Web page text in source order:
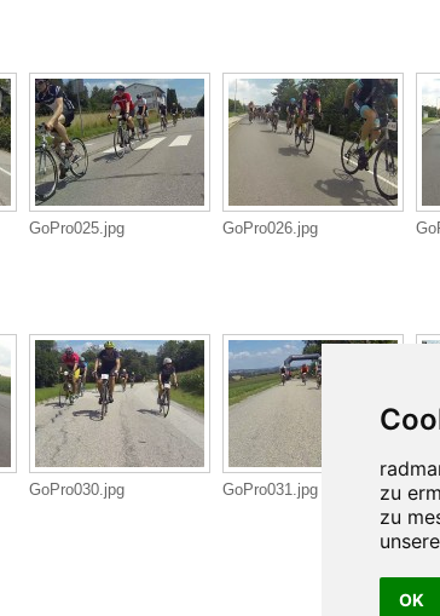
OK
GoPro025.jpg GoPro026.jpg
GoPro030.jpg GoPro031.jpg